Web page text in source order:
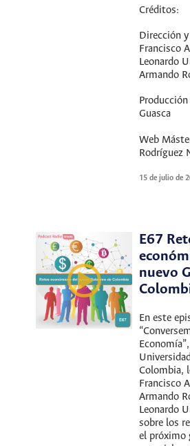
Créditos:
Dirección
Francisco
Leonardo
Armando
Guasca
Web
Rodríguez
15 de julio de
E67
nuevo
En este
Colombia,
Francisco
Armando
Leonardo
sobre los
el próximo